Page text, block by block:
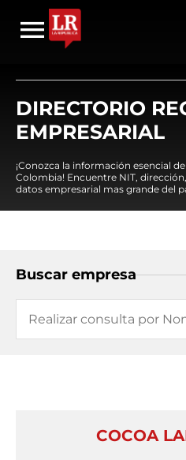
DIRECTORIO
EMPRESARIAL
¡Conozca la información esencial
Colombia! Encuentre NIT,
datos empresarial mas grande del
Buscar empresa
COCOA